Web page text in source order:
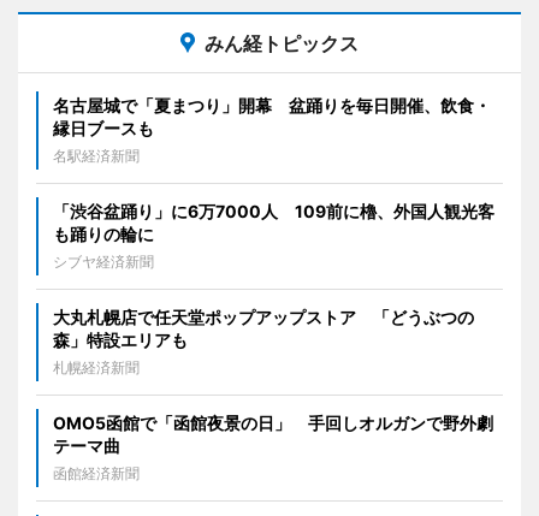
みん経トピックス
名古屋城で「夏まつり」開幕 盆踊りを毎日開催、飲食・
縁日ブースも
名駅経済新聞
「渋谷盆踊り」に6万7000人 109前に櫓、外国人観光客
も踊りの輪に
シブヤ経済新聞
大丸札幌店で任天堂ポップアップストア 「どうぶつの
森」特設エリアも
札幌経済新聞
OMO5函館で「函館夜景の日」 手回しオルガンで野外劇
テーマ曲
函館経済新聞